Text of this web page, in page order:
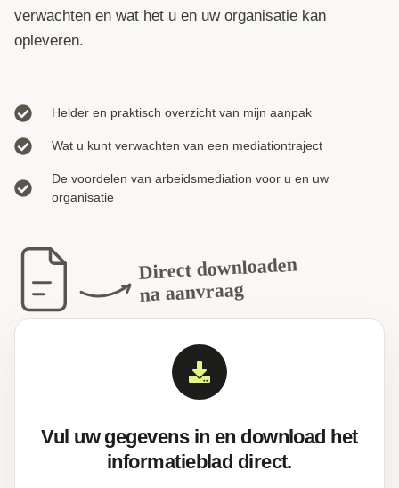
verwachten en wat het u en uw organisatie kan
opleveren.
Helder en praktisch overzicht van mijn aanpak
Wat u kunt verwachten van een mediationtraject
De voordelen van arbeidsmediation voor u en uw
organisatie
Direct downloaden
na aanvraag
Vul uw gegevens in en download het
informatieblad direct.